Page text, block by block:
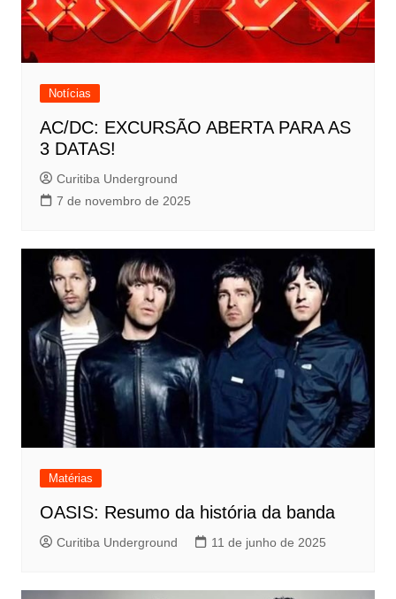
Notícias
AC/DC: EXCURSÃO ABERTA PARA AS
3 DATAS!
Curitiba Underground
7 de novembro de 2025
Matérias
OASIS: Resumo da história da banda
Curitiba Underground 11 de junho de 2025